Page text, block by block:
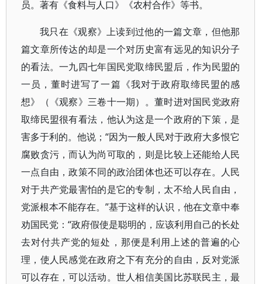
员。著有《食料与人口》《农村合作》等书。
我只在《观察》上读到过他的一篇文章，但他那
篇文章所传达的却是一个对历史富有远见的知识分子
的看法。一九四七年国民党取缔民盟后，作为民盟的
一员，董时进写了一篇《我对于政府取缔民盟的感
想》（《观察》三卷十一期）。董时进对国民党政府
取缔民盟很有看法，他认为这是一个政府的下策，是
害多于利的。他说；“因为一般人民对于政府大多恨它
腐败贪污，而认为尚可取的，则是比较上还能给人民
一点自由，政策不同的政治团体也还可以存在。人民
对于共产党最害怕的是它的专制，太不给人民自由，
党派根本不能存在。”基于这样的认识，他在文章中奉
劝国民党：“政府假使是聪明的，应该利用自己的长处
去对付共产党的短处，那便是利用上述的普遍的心
理，使人民感觉在政府之下有充分的自由，反对党派
可以存在，可以活动。世人相信美国比苏联民主，最